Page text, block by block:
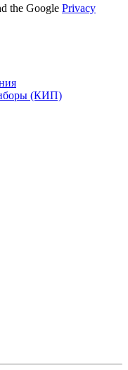
the Google Privacy
(КИП)